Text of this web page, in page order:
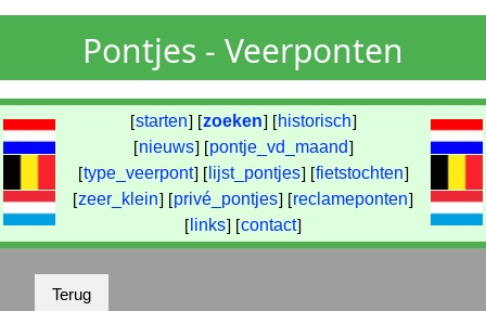
Pontjes - Veerponten
[starten] [zoeken] [ historisch]
[nieuws] [pontje_vd_maand]
[type_veerpont] [ lijst_pontjes] [fietstochten]
[zeer_klein] [privé_pontjes] [reclameponten]
[ links] [contact]